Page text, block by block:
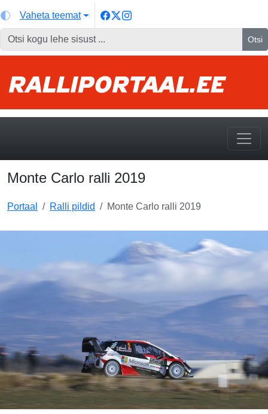
Vaheta teemat
Otsi
Monte Carlo ralli 2019
Portaal Ralli pildid Monte Carlo ralli 2019